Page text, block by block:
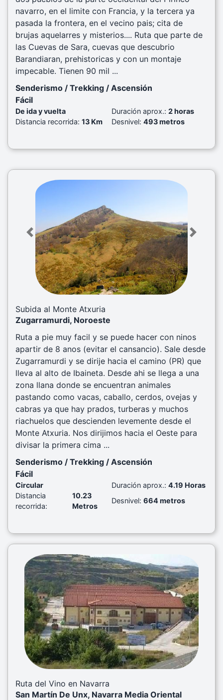
navarro, en el limite con Francia, y la tercera ya
pasada la frontera, en el vecino pais; cita de
brujas aquelarres y misterios.... Ruta que parte de
las Cuevas de Sara, cuevas que descubrio
Barandiaran, prehistoricas y con un montaje
impecable. Tienen 90 mil ...
Senderismo / Trekking / Ascensión
Fácil
De ida y vuelta Duración aprox.: 2 horas
Distancia recorrida: 13 Km Desnivel: 493 metros
Previous Next
Subida al Monte Atxuria
Zugarramurdi, Noroeste
Ruta a pie muy facil y se puede hacer con ninos
apartir de 8 anos (evitar el cansancio). Sale desde
Zugarramurdi y se dirije hacia el camino (PR) que
lleva al alto de Ibaineta. Desde ahi se llega a una
zona llana donde se encuentran animales
pastando como vacas, caballo, cerdos, ovejas y
cabras ya que hay prados, turberas y muchos
riachuelos que descienden levemente desde el
Monte Atxuria. Nos dirijimos hacia el Oeste para
divisar la primera cima ...
Senderismo / Trekking / Ascensión
Fácil
Circular Duración aprox.: 4.19 Horas
Distancia
recorrida:
10.23
Metros
Desnivel: 664 metros
Previous Next
Ruta del Vino en Navarra
San Martín De Unx, Navarra Media Oriental